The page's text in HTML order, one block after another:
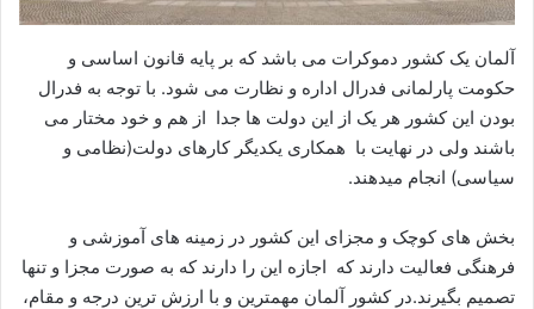
آلمان یک کشور دموکرات می باشد که بر پایه قانون اساسی و
حکومت پارلمانی فدرال اداره و نظارت می شود. با توجه به فدرال
بودن این کشور هر یک از این دولت ها جدا از هم و خود مختار می
باشند ولی در نهایت با همکاری یکدیگر کارهای دولت(نظامی و
سیاسی) انجام میدهند.
بخش های کوچک و مجزای این کشور در زمینه های آموزشی و
فرهنگی فعالیت دارند که اجازه این را دارند که به صورت مجزا و تنها
تصمیم بگیرند.در کشور آلمان مهمترین و با ارزش ترین درجه و مقام،